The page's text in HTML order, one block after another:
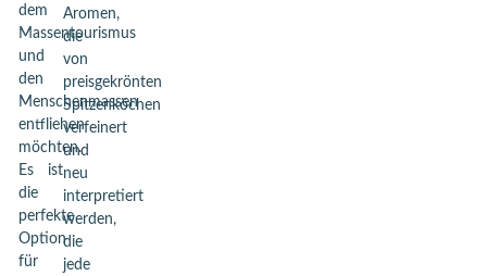
dem
Massentourismus
und
den
Menschenmassen
entfliehen
möchten.
Es ist
die
perfekte
Option
für
Aromen,
die
von
preisgekrönten
Spitzenköchen
verfeinert
und
neu
interpretiert
werden,
die
jede